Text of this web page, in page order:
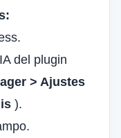
del plugin
> Ajustes
).